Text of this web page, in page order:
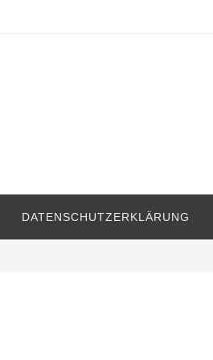
DATENSCHUTZERKLÄRUNG